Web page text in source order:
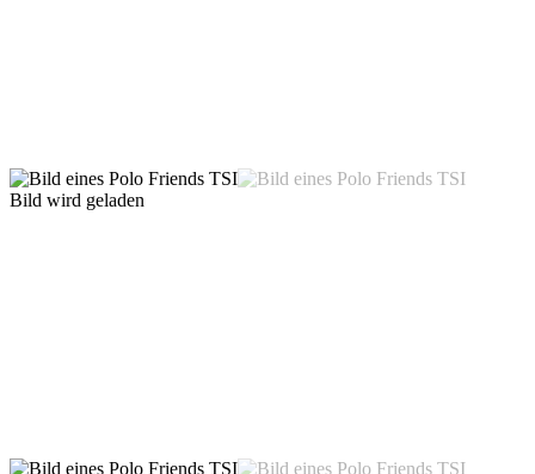
Bild wird geladen